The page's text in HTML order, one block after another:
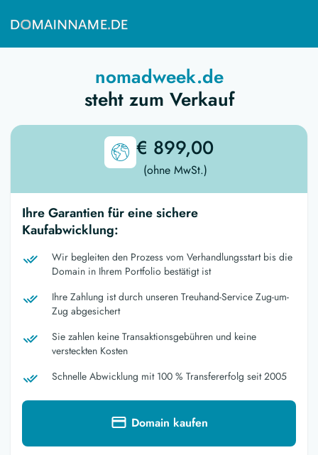
nomadweek.de
steht zum Verkauf
€ 899,00
(ohne MwSt.)
Ihre Garantien für eine sichere
Kaufabwicklung:
Wir begleiten den Prozess vom Verhandlungsstart bis die
Domain in Ihrem Portfolio bestätigt ist
Ihre Zahlung ist durch unseren Treuhand-Service Zug-um-
Zug abgesichert
Sie zahlen keine Transaktionsgebühren und keine
versteckten Kosten
Schnelle Abwicklung mit 100 % Transfererfolg seit 2005
Domain kaufen